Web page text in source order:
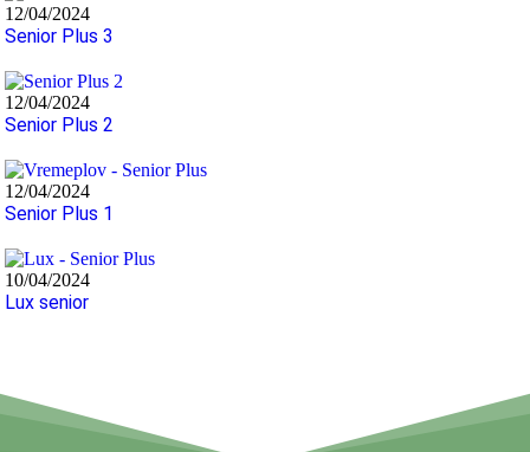
12/04/2024
Senior Plus 3
12/04/2024
Senior Plus 2
12/04/2024
Senior Plus 1
10/04/2024
Lux senior